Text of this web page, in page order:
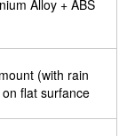
Alloy + ABS
(with rain
flat surfance